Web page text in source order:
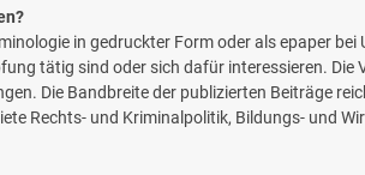
in gedruckter Form oder als epaper
tätig sind oder sich dafür interessieren.
Die Bandbreite der publizierten Beiträge
Rechts- und Kriminalpolitik, Bildungs- und